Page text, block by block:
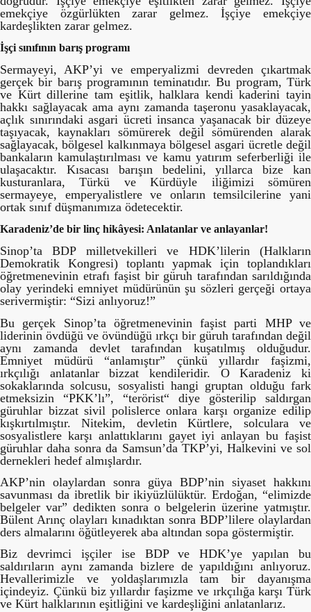
emekçiye özgürlükten zarar gelmez. İşçiye emekçiye
kardeşlikten zarar gelmez.
İşçi sınıfının barış programı
Sermayeyi, AKP’yi ve emperyalizmi devreden çıkartmak
gerçek bir barış programının teminatıdır. Bu program, Türk
ve Kürt dillerine tam eşitlik, halklara kendi kaderini tayin
hakkı sağlayacak ama aynı zamanda taşeronu yasaklayacak,
açlık sınırındaki asgari ücreti insanca yaşanacak bir düzeye
taşıyacak, kaynakları sömürerek değil sömürenden alarak
sağlayacak, bölgesel kalkınmaya bölgesel asgari ücretle değil
bankaların kamulaştırılması ve kamu yatırım seferberliği ile
ulaşacaktır. Kısacası barışın bedelini, yıllarca bize kan
kusturanlara, Türkü ve Kürdüyle iliğimizi sömüren
sermayeye, emperyalistlere ve onların temsilcilerine yani
ortak sınıf düşmanımıza ödetecektir.
Karadeniz’de bir linç hikâyesi: Anlatanlar ve anlayanlar!
Sinop’ta BDP milletvekilleri ve HDK’lilerin (Halkların
Demokratik Kongresi) toplantı yapmak için toplandıkları
öğretmenevinin etrafı faşist bir güruh tarafından sarıldığında
olay yerindeki emniyet müdürünün şu sözleri gerçeği ortaya
serivermiştir: “Sizi anlıyoruz!”
Bu gerçek Sinop’ta öğretmenevinin faşist parti MHP ve
liderinin övdüğü ve övündüğü ırkçı bir güruh tarafından değil
aynı zamanda devlet tarafından kuşatılmış olduğudur.
Emniyet müdürü “anlamıştır” çünkü yıllardır faşizmi,
ırkçılığı anlatanlar bizzat kendileridir. O Karadeniz ki
sokaklarında solcusu, sosyalisti hangi gruptan olduğu fark
etmeksizin “PKK’lı”, “terörist“ diye gösterilip saldırgan
güruhlar bizzat sivil polislerce onlara karşı organize edilip
kışkırtılmıştır. Nitekim, devletin Kürtlere, solculara ve
sosyalistlere karşı anlattıklarını gayet iyi anlayan bu faşist
güruhlar daha sonra da Samsun’da TKP’yi, Halkevini ve sol
dernekleri hedef almışlardır.
AKP’nin olaylardan sonra güya BDP’nin siyaset hakkını
savunması da ibretlik bir ikiyüzlülüktür. Erdoğan, “elimizde
belgeler var” dedikten sonra o belgelerin üzerine yatmıştır.
Bülent Arınç olayları kınadıktan sonra BDP’lilere olaylardan
ders almalarını öğütleyerek aba altından sopa göstermiştir.
Biz devrimci işçiler ise BDP ve HDK’ye yapılan bu
saldırıların aynı zamanda bizlere de yapıldığını anlıyoruz.
Hevallerimizle ve yoldaşlarımızla tam bir dayanışma
içindeyiz. Çünkü biz yıllardır faşizme ve ırkçılığa karşı Türk
ve Kürt halklarının eşitliğini ve kardeşliğini anlatanlarız.